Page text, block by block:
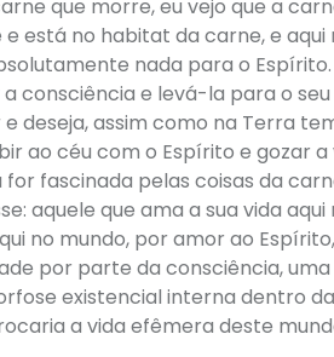
que morre, eu vejo que a
está no habitat da carne, e
nada para o
consciência e levá-la para o
deseja, assim como na Terra
ao céu com o Espírito e gozar
fascinada pelas coisas da
aquele que ama a sua vida
no mundo, por amor ao
por parte da consciência,
existencial interna dentro
a vida efêmera deste